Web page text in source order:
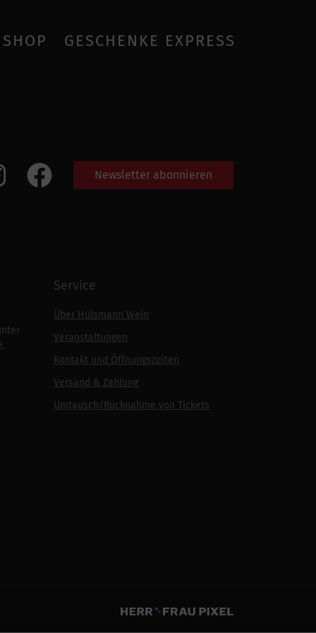
SHOP GESCHENKE EXPRESS
Newsletter abonnieren
Service
Über Hülsmann Wein
Veranstaltungen
Kontakt und Öffnungszeiten
Versand & Zahlung
Umtausch/Rücknahme von Tickets